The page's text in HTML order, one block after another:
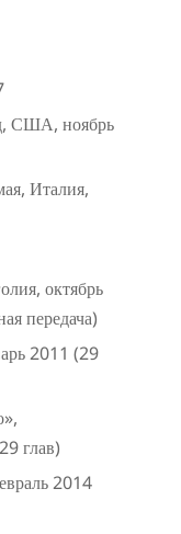
США, ноябрь
Италия,
октябрь
передача)
2011 (29
глав)
2014